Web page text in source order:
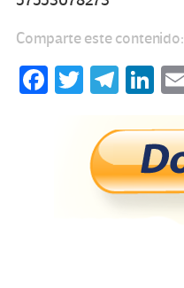
Comparte este contenido:
Fa T
tt
er
Te
gr
a
m
Li
ke
dI
n